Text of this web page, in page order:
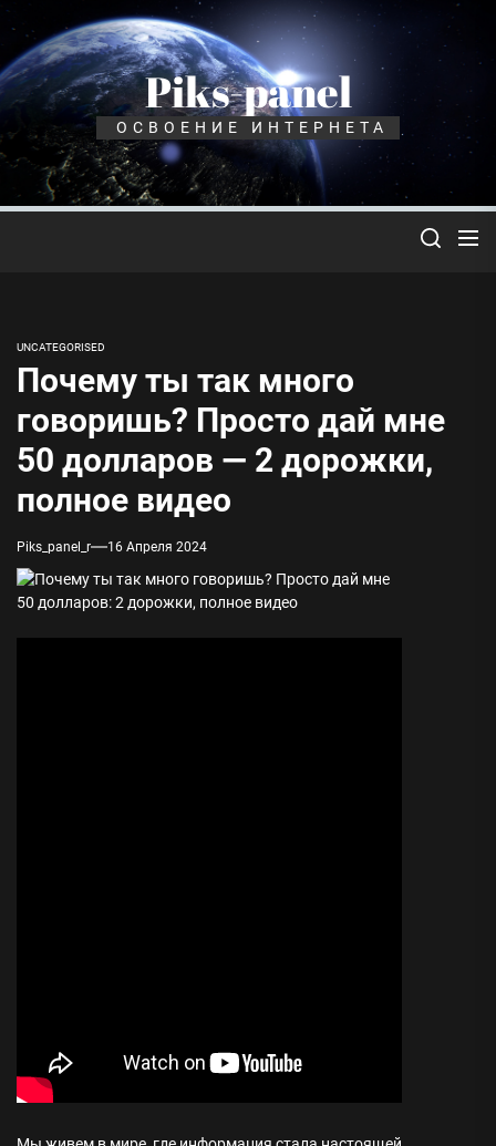
Перейти
содержимому
Piks-panel
ОСВОЕНИЕ ИНТЕРНЕТА
UNCATEGORISED
Почему ты так много
говоришь? Просто дай мне
50 долларов — 2 дорожки,
полное видео
Piks_panel_r 16 Апреля 2024